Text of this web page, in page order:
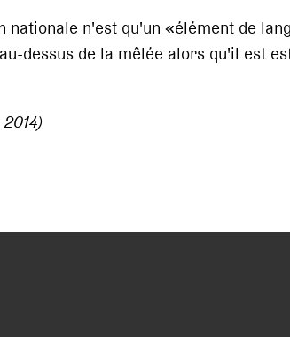
n'est qu'un «élément de
dessus de la mêlée alors qu'il est